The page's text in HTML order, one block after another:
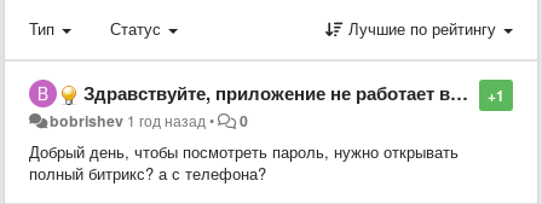
Тип
Статус Лучшие по рейтингу
+1
Здравствуйте, приложение не работает в мобильной версии Битрикс24. Планируется ли встроить приложение в мобильную версию?
bobrishev 1 год назад• 0
Добрый день, чтобы посмотреть пароль, нужно открывать
полный битрикс? а с телефона?